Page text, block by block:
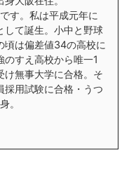
す。私は平成元年に
して誕生。小中と野球
頃は偏差値34の高校に
すえ高校から唯一1
け無事大学に合格。そ
採用試験に合格・うつ
。